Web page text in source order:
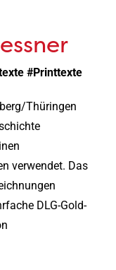
#Printtexte
Thüringen
verwendet. Das
DLG-Gold-